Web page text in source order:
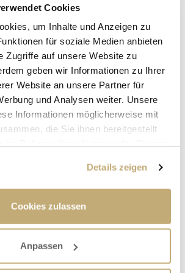
Cookies
um Inhalte und Anzeigen zu
für soziale Medien anbieten
Zugriffe auf unsere Website zu
geben wir Informationen zu Ihrer
Website an unsere Partner für
und Analysen weiter. Unsere
Informationen möglicherweise mit
die Sie ihnen bereitgestellt
Details zeigen
Cookies zulassen
Anpassen
freigegeben werden.
rund 20 öffentlichen Spielplätze und
im Stadtgebiet finden Siehier. Wir